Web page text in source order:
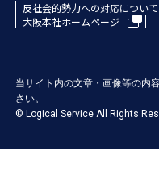
反社会的勢力への対応について
大阪本社ホームページ
当サイト内の文章・画像等の内
さい。
© Logical Service All Rights